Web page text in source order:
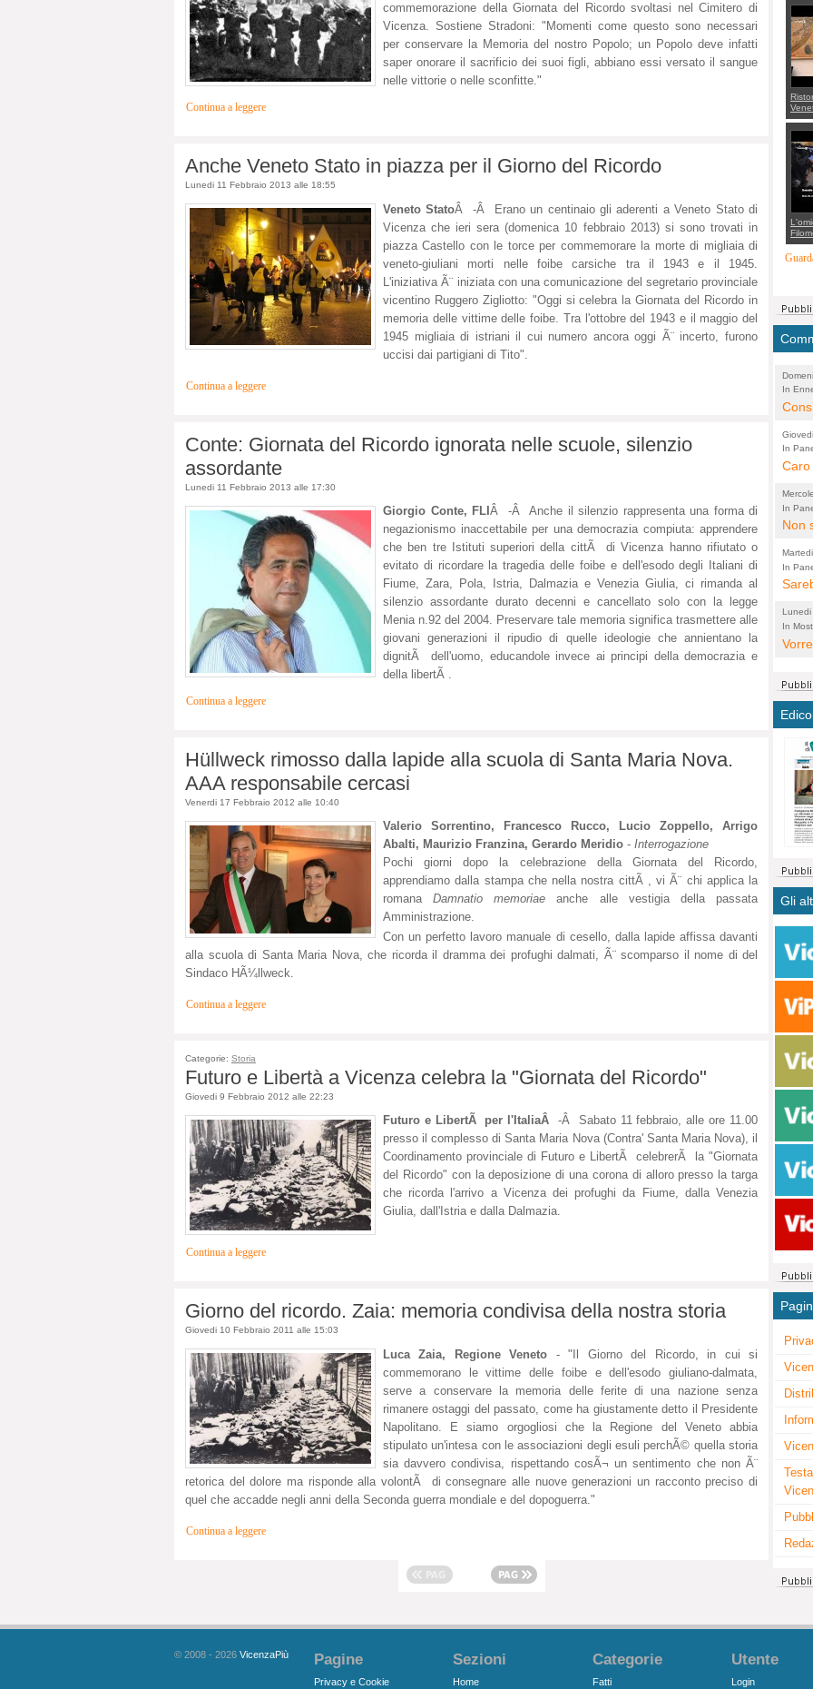
commemorazione della Giornata del Ricordo svoltasi nel Cimitero di
Vicenza. Sostiene Stradoni: "Momenti come questo sono necessari
per conservare la Memoria del nostro Popolo; un Popolo deve infatti
saper onorare il sacrificio dei suoi figli, abbiano essi versato il sangue
nelle vittorie o nelle sconfitte."
Continua a leggere
Anche Veneto Stato in piazza per il Giorno del Ricordo
Lunedi 11 Febbraio 2013 alle 18:55
Veneto StatoÂ -Â Erano un centinaio gli aderenti a Veneto Stato di
Vicenza che ieri sera (domenica 10 febbraio 2013) si sono trovati in
piazza Castello con le torce per commemorare la morte di migliaia di
veneto-giuliani morti nelle foibe carsiche tra il 1943 e il 1945.
L'iniziativa Ã¨ iniziata con una comunicazione del segretario provinciale
vicentino Ruggero Zigliotto: "Oggi si celebra la Giornata del Ricordo in
memoria delle vittime delle foibe. Tra l'ottobre del 1943 e il maggio del
1945 migliaia di istriani il cui numero ancora oggi Ã¨ incerto, furono
uccisi dai partigiani di Tito".
Continua a leggere
Conte: Giornata del Ricordo ignorata nelle scuole, silenzio
assordante
Lunedi 11 Febbraio 2013 alle 17:30
Giorgio Conte, FLI Â -Â Anche il silenzio rappresenta una forma di
negazionismo inaccettabile per una democrazia compiuta: apprendere
che ben tre Istituti superiori della cittÃ di Vicenza hanno rifiutato o
evitato di ricordare la tragedia delle foibe e dell'esodo degli Italiani di
Fiume, Zara, Pola, Istria, Dalmazia e Venezia Giulia, ci rimanda al
silenzio assordante durato decenni e cancellato solo con la legge
Menia n.92 del 2004. Preservare tale memoria significa trasmettere alle
giovani generazioni il ripudio di quelle ideologie che annientano la
dignitÃ dell'uomo, educandole invece ai principi della democrazia e
della libertÃ .
Continua a leggere
Hüllweck rimosso dalla lapide alla scuola di Santa Maria Nova.
AAA responsabile cercasi
Venerdi 17 Febbraio 2012 alle 10:40
Valerio Sorrentino, Francesco Rucco, Lucio Zoppello, Arrigo
Abalti, Maurizio Franzina, Gerardo Meridio - Interrogazione
Pochi giorni dopo la celebrazione della Giornata del Ricordo,
apprendiamo dalla stampa che nella nostra cittÃ , vi Ã¨ chi applica la
romanaDamnatio memoriae anche alle vestigia della passata
Amministrazione.
Con un perfetto lavoro manuale di cesello, dalla lapide affissa davanti
alla scuola di Santa Maria Nova, che ricorda il dramma dei profughi dalmati, Ã¨ scomparso il nome di del
Sindaco HÃ¼llweck.
Continua a leggere
Categorie: Storia
Futuro e Libertà a Vicenza celebra la "Giornata del Ricordo"
Giovedi 9 Febbraio 2012 alle 22:23
Futuro e LibertÃ per l'ItaliaÂ
-Â Sabato 11 febbraio, alle ore 11.00
presso il complesso di Santa Maria Nova (Contra' Santa Maria Nova), il
Coordinamento provinciale di Futuro e LibertÃ celebrerÃ la "Giornata
del Ricordo" con la deposizione di una corona di alloro presso la targa
che ricorda l'arrivo a Vicenza dei profughi da Fiume, dalla Venezia
Giulia, dall'Istria e dalla Dalmazia.
Continua a leggere
Giorno del ricordo. Zaia: memoria condivisa della nostra storia
Giovedi 10 Febbraio 2011 alle 15:03
Luca Zaia, Regione Veneto - "Il Giorno del Ricordo, in cui si
commemorano le vittime delle foibe e dell'esodo giuliano-dalmata,
serve a conservare la memoria delle ferite di una nazione senza
rimanere ostaggi del passato, come ha giustamente detto il Presidente
Napolitano. E siamo orgogliosi che la Regione del Veneto abbia
stipulato un'intesa con le associazioni degli esuli perchÃ© quella storia
sia davvero condivisa, rispettando cosÃ¬ un sentimento che non Ã¨
retorica del dolore ma risponde alla volontÃ di consegnare alle nuove generazioni un racconto preciso di
quel che accadde negli anni della Seconda guerra mondiale e del dopoguerra."
Continua a leggere
con
In
per
che
qui
PER
In
Caro
sono
(non
dal
Ora
la
ma
pace
fatto
In
Non
la
a
dei
In
città,
In
di
e
alta
Gli
© 2008 - 2026 VicenzaPiù Pagine
Privacy e Cookie
Sezioni
Home
Categorie
Fatti
Utente
Login